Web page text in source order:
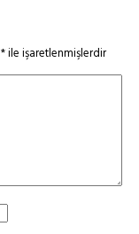
*ile işaretlenmişlerdir